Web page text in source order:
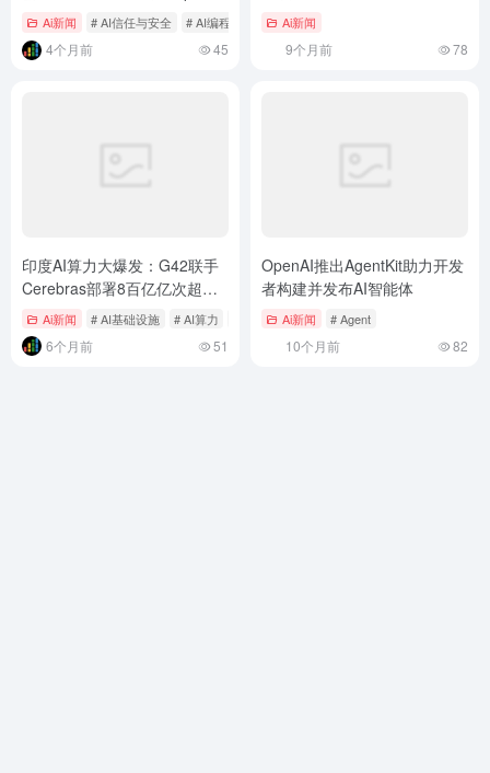
CEO等揭秘2024投资与创业风
向
Ai新闻 # AI信任与安全 # AI编程 # CVC投资逻辑
4个月前 45
Ai新闻
9个月前 78
印度AI算力大爆发：G42联手
Cerebras部署8百亿亿次超级
计算机，重塑主权AI竞争格局
Ai新闻 # AI基础设施 # AI算力 # Cerebras
6个月前 51
OpenAI推出AgentKit助力开发
者构建并发布AI智能体
Ai新闻 # Agent
10个月前 82